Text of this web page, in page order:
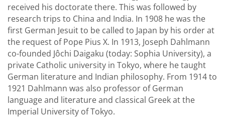
received his doctorate there. This was followed by
research trips to China and India. In 1908 he was the
first German Jesuit to be called to Japan by his order at
the request of Pope Pius X. In 1913, Joseph Dahlmann
co-founded Jôchi Daigaku (today: Sophia University), a
private Catholic university in Tokyo, where he taught
German literature and Indian philosophy. From 1914 to
1921 Dahlmann was also professor of German
language and literature and classical Greek at the
Imperial University of Tokyo.